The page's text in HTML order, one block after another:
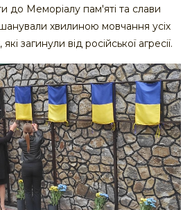
до Меморіалу пам'яті та слави
хвилиною мовчання усіх
загинули від російської агресії.